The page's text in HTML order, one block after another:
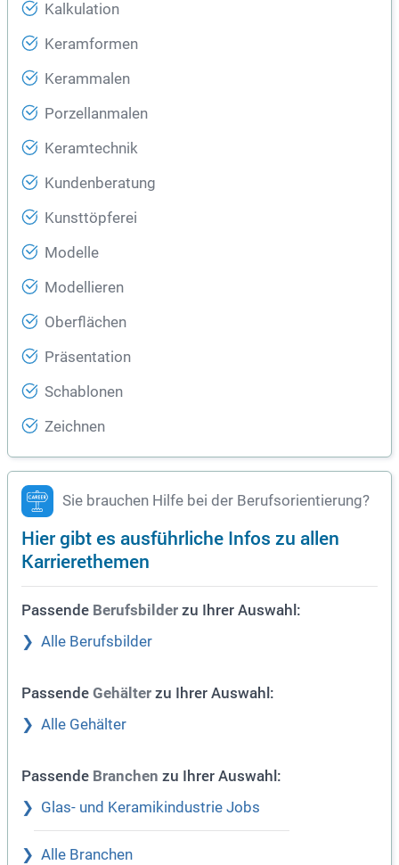
Kalkulation
Keramformen
Kerammalen
Porzellanmalen
Keramtechnik
Kundenberatung
Kunsttöpferei
Modelle
Modellieren
Oberflächen
Präsentation
Schablonen
Zeichnen
Sie brauchen Hilfe bei der Berufsorientierung?
Hier gibt es ausführliche Infos zu allen
Karrierethemen
Passende Berufsbilder zu Ihrer Auswahl:
Alle Berufsbilder
Passende Gehälter zu Ihrer Auswahl:
Alle Gehälter
Passende Branchen zu Ihrer Auswahl:
Glas- und Keramikindustrie Jobs
Alle Branchen